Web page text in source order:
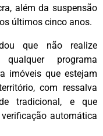
além da suspensão
últimos cinco anos.
que não realize
programa
imóveis que estejam
com ressalva
tradicional, e que
automática